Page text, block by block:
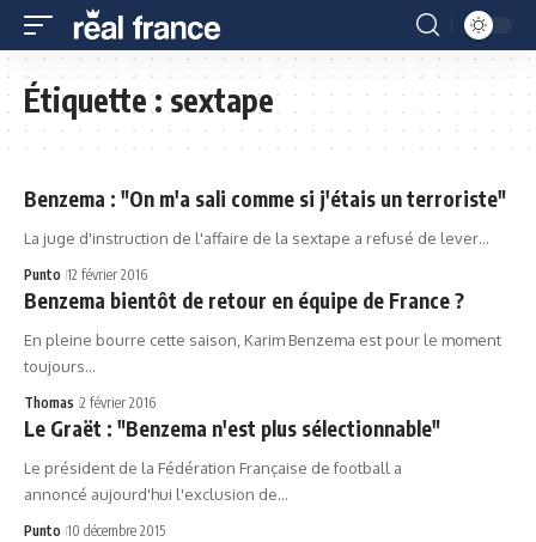
Étiquette :sextape
Benzema : "On m'a sali comme si j'étais un terroriste"
La juge d'instruction de l'affaire de la sextape a refusé de lever…
Punto 12 février 2016
Benzema bientôt de retour en équipe de France ?
En pleine bourre cette saison, Karim Benzema est pour le moment
toujours…
Thomas 2 février 2016
Le Graët : "Benzema n'est plus sélectionnable"
Le président de la Fédération Française de football a
annoncé aujourd'hui l'exclusion de…
Punto 10 décembre 2015